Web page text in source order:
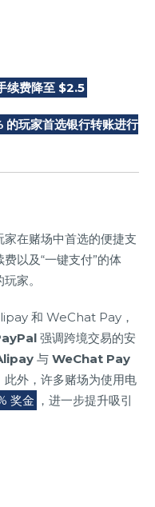
续费降至 $2.5
玩家首选银行转账进行
在赌场中首选的便捷支
以及“一键支付”的体
家。
和 WeChat Pay，
强调跨境交易的安
与 WeChat Pay
外，许多赌场为使用电
奖金 ，进一步提升吸引